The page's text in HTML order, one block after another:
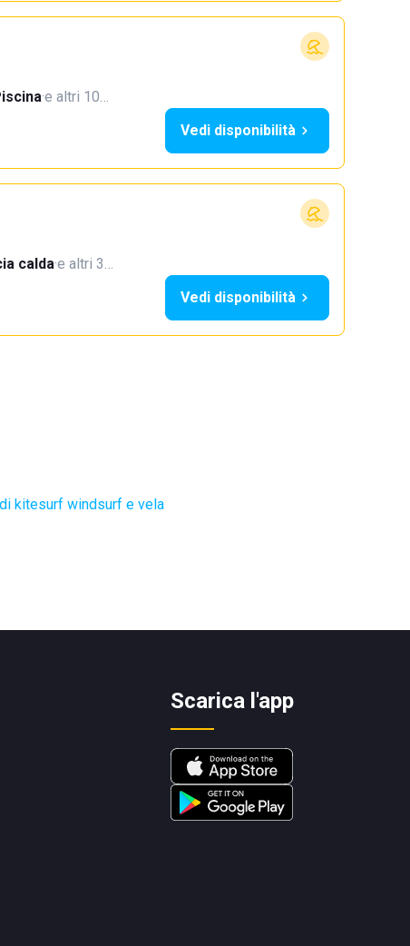
·e altri 10…
Vedi disponibilità
calda·e altri 3…
Vedi disponibilità
kitesurf windsurf e vela
Scarica l'app